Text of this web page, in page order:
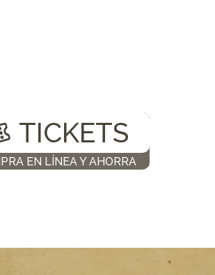
TICKETS
EN LÍNEA Y AHORRA